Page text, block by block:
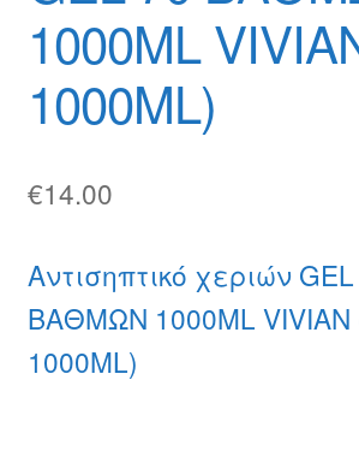
1000ML
1000ML)
€14.00
Αντισηπτικό χεριών
ΒΑΘΜΩΝ 1000ML VIVIAN
1000ML)